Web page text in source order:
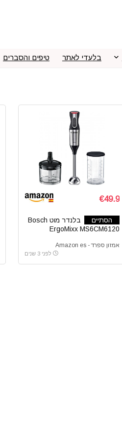
בלעדי לאתר טיפים והסברים
€49.9
הסתיים
בלנדר מוט Bosch
ErgoMixx MS6CM6120
אמזון ספרד - Amazon es
לפני 3 שנים